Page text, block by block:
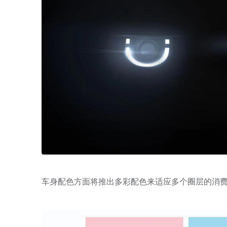
车身配色方面将推出多彩配色来适应多个圈层的消